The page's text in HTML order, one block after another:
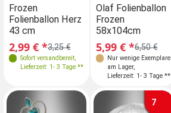
Frozen
Folienballon Herz
43 cm
3,25 €
2,99 € *
Sofort versandbereit,
Lieferzeit: 1- 3 Tage **
Olaf Folienballon
Frozen
58x104cm
6,50 €
5,99 € *
Nur wenige Exemplare
am Lager,
Lieferzeit: 1- 3 Tage **
7